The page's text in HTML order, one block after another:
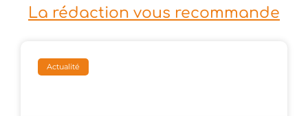
La rédaction vous recommande
Actualité